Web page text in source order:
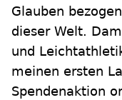
Glauben
dieser Welt.
und
meinen ersten
Spendenaktion